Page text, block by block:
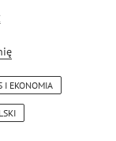
I EKONOMIA